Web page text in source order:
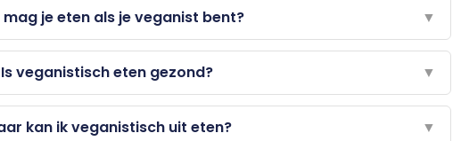
je eten als je veganist bent? ▼
Is veganistisch eten gezond? ▼
kan ik veganistisch uit eten? ▼